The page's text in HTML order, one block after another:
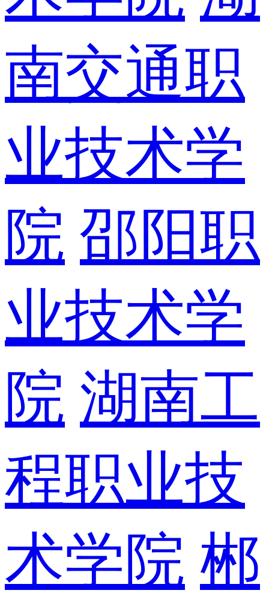
南交通职
业技术学
院 邵阳职
业技术学
院 湖南工
程职业技
术学院 郴